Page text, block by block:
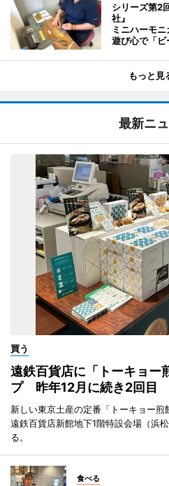
シリーズ第2
社』
ミニハーモ
遊び心で「ビ
もっと見
最新ニ
買う
遠鉄百貨店に「トーキョー
プ 昨年12月に続き2回目
新しい東京土産の定番「トーキョー煎
遠鉄百貨店新館地下1階特設会場（浜
る。
食べる